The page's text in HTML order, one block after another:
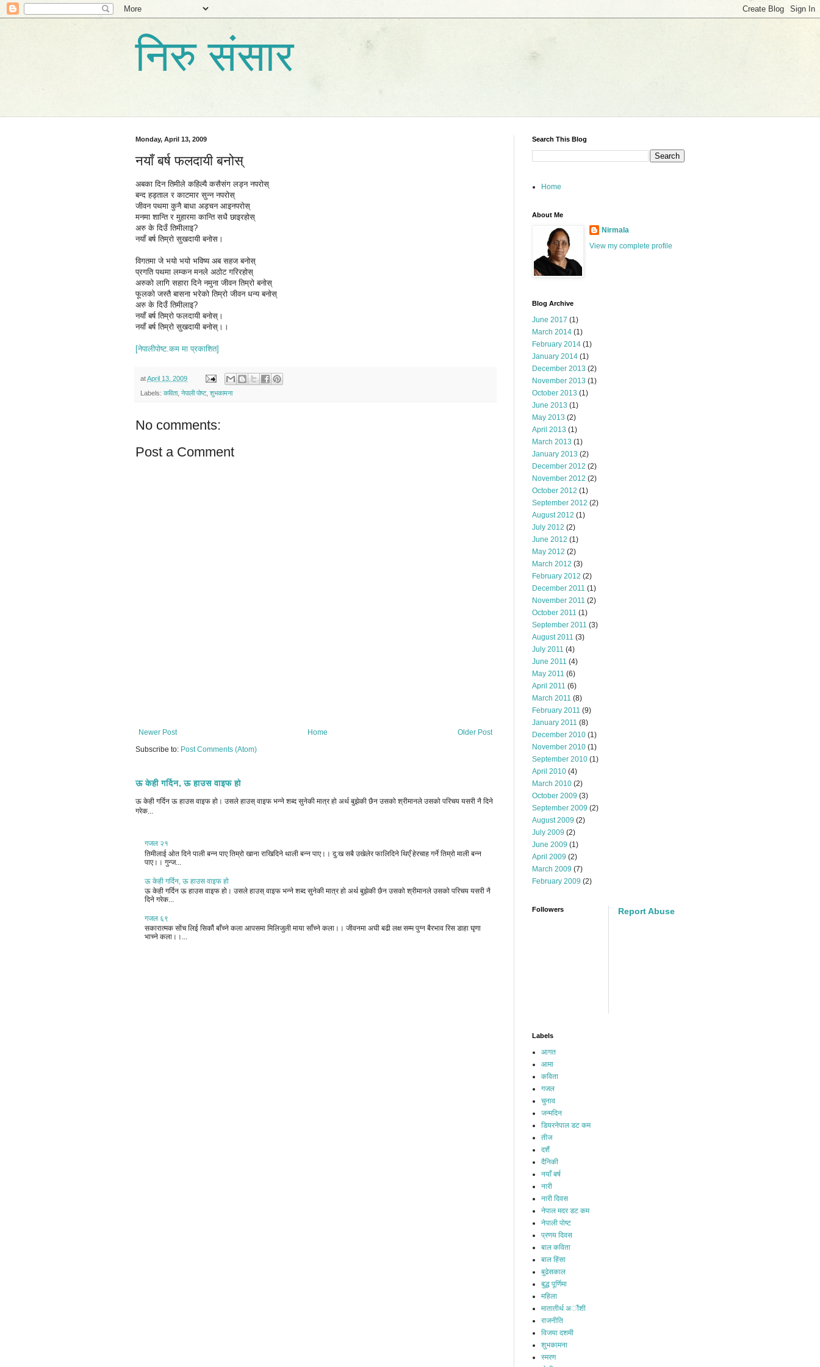
निरु संसार
Monday, April 13, 2009
नयाँ बर्ष फलदायी बनोस्
अबका दिन तिमीले कहिल्यै कसैसंग लड्न नपरोस्
बन्द हड्ताल र काटमार सुन्न नपरोस्
जीवन पथमा कुनै बाधा अड्चन आइनपरोस्
मनमा शान्ति र मुहारमा कान्ति सधै छाइरहोस्
अरु के दिउँ तिमीलाइ?
नयाँ बर्ष तिम्रो सुखदायी बनोस।
विगतमा जे भयो भयो भविष्य अब सहज बनोस्
प्रगति पथमा लम्कन मनले अठोट गरिरहोस्
अरुको लागि सहारा दिने नमुना जीवन तिम्रो बनोस्
फूलको जस्तै बासना भरेको तिम्रो जीवन धन्य बनोस्
अरु के दिउँ तिमीलाइ?
नयाँ बर्ष तिम्रो फलदायी बनोस्।
नयाँ बर्ष तिम्रो सुखदायी बनोस्।।
[नेपालीपोष्ट.कममा प्रकाशित]
atApril 13, 2009
Labels: कविता, नेपाली पोष्ट, शुभकामना
No comments:
Post a Comment
Newer Post Older Post
Home
Subscribe to: Post Comments (Atom)
ऊ केही गर्दिन, ऊ हाउस वाइफ हो
ऊ केही गर्दिन ऊ हाउस वाइफ हो। उसले हाउस् वाइफ भन्ने शब्द सुनेकी मात्र हो अर्थ बुझेकी छैन उसको श्रीमानले उसको परिचय यसरी नै दिने
गरेक...
गजल २१
तिमीलाई ओत दिने पाली बन्न पाए तिम्रो खाना राखिदिने थाली बन्न पाए।। दु:ख सबै उखेलेर फालिदिने थिएँ हेरचाह गर्ने तिम्रो माली बन्न
पाए।। गुन्ज...
ऊ केही गर्दिन, ऊ हाउस वाइफ हो
ऊ केही गर्दिन ऊ हाउस वाइफ हो। उसले हाउस् वाइफ भन्ने शब्द सुनेकी मात्र हो अर्थ बुझेकी छैन उसको श्रीमानले उसको परिचय यसरी नै
दिने गरेक...
गजल ६९
सकारात्मक सोंच लिई सिकौं बाँच्ने कला आपसमा मिलिजुली माया साँच्ने कला।। जीवनमा अघी बढी लक्ष सम्म पुग्न बैरभाव रिस डाहा घृणा
भाच्ने कला।।...
Search This Blog
Home
About Me
Nirmala
View my complete profile
Blog Archive
June 2017 (1)
March 2014 (1)
February 2014 (1)
January 2014 (1)
December 2013 (2)
November 2013 (1)
October 2013 (1)
June 2013 (1)
May 2013 (2)
April 2013 (1)
March 2013 (1)
January 2013 (2)
December 2012 (2)
November 2012 (2)
October 2012 (1)
September 2012 (2)
August 2012 (1)
July 2012 (2)
June 2012 (1)
May 2012 (2)
March 2012 (3)
February 2012 (2)
December 2011 (1)
November 2011 (2)
October 2011 (1)
September 2011 (3)
August 2011 (3)
July 2011 (4)
June 2011 (4)
May 2011 (6)
April 2011 (6)
March 2011 (8)
February 2011 (9)
January 2011 (8)
December 2010 (1)
November 2010 (1)
September 2010 (1)
April 2010 (4)
March 2010 (2)
October 2009 (3)
September 2009 (2)
August 2009 (2)
July 2009 (2)
June 2009 (1)
April 2009 (2)
March 2009 (7)
February 2009 (2)
Followers Report Abuse
Labels
आगत
आमा
कविता
गजल
चुनाव
जन्मदिन
डियरनेपाल डट कम
तीज
दशैं
दैनिकी
नयाँ बर्ष
नारी
नारी दिवस
नेपाल मदर डट कम
नेपाली पोष्ट
प्रणय दिवस
बाल कविता
बाल हिंसा
बुढेसकाल
बुद्ध पूर्णिमा
महिला
मातातीर्थ अौंशी
राजनीति
विजया दशमी
शुभकामना
स्मरण